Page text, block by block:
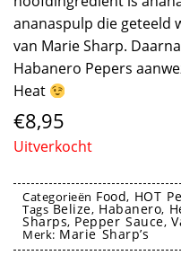
ananaspulp die geteeld
van Marie Sharp.
Habanero Pepers
Heat
€8,95
Uitverkocht
Categorieën Food, HOT
Tags Belize, Habanero,
Sharps, Pepper Sauce,
Merk: Marie Sharp’s